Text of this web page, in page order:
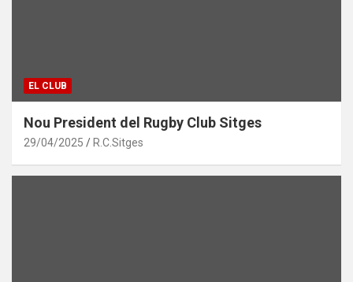
EL CLUB
Nou President del Rugby Club Sitges
29/04/2025 R.C.Sitges